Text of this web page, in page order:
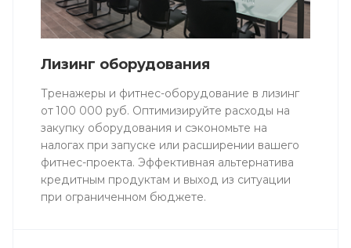
Лизинг оборудования
Тренажеры и фитнес-оборудование в лизинг
от 100 000 руб. Оптимизируйте расходы на
закупку оборудования и сэкономьте на
налогах при запуске или расширении вашего
фитнес-проекта. Эффективная альтернатива
кредитным продуктам и выход из ситуации
при ограниченном бюджете.